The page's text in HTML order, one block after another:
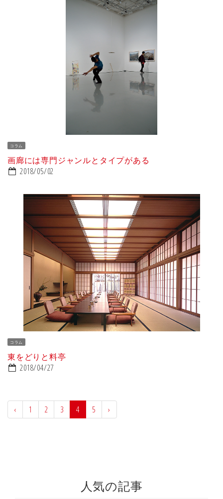
コラム
画廊には専門ジャンルとタイプがある
2018/05/02
コラム
東をどりと料亭
2018/04/27
‹ 1 2 3 4 5 ›
人気の記事